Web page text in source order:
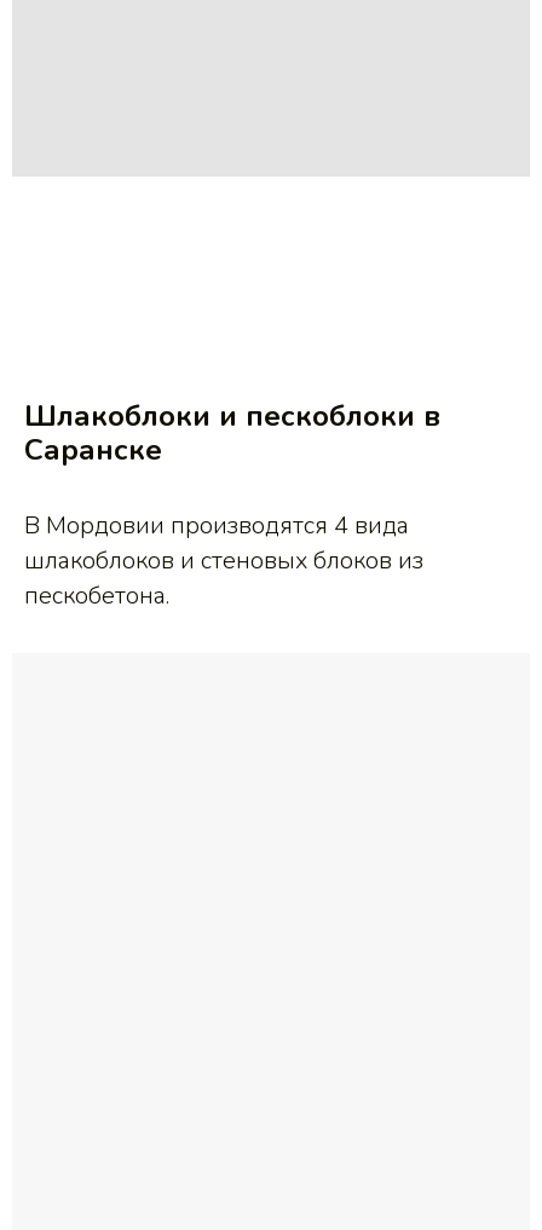
Шлакоблоки и пескоблоки в
Саранске
В Мордовии производятся 4 вида
шлакоблоков и стеновых блоков из
пескобетона.